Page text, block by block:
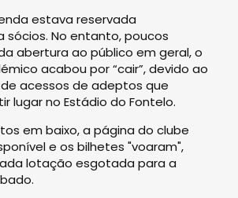
estava reservada
sócios. No entanto, poucos
abertura ao público em geral, o
acabou por “cair”, devido ao
acessos de adeptos que
lugar no Estádio do Fontelo.
em baixo, a página do clube
e os bilhetes "voaram",
lotação esgotada para a